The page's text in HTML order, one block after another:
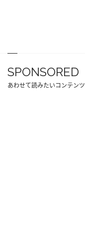
SPONSORED
あわせて読みたいコンテンツ